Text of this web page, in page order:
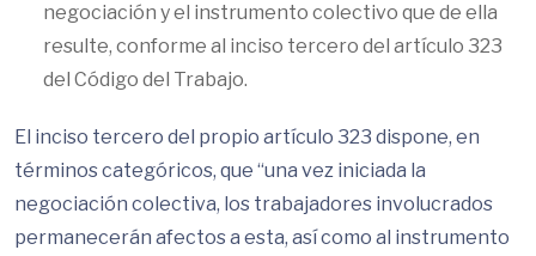
negociación y el instrumento colectivo que de ella
resulte, conforme al inciso tercero del artículo 323
del Código del Trabajo.
El inciso tercero del propio artículo 323 dispone, en
términos categóricos, que “una vez iniciada la
negociación colectiva, los trabajadores involucrados
permanecerán afectos a esta, así como al instrumento